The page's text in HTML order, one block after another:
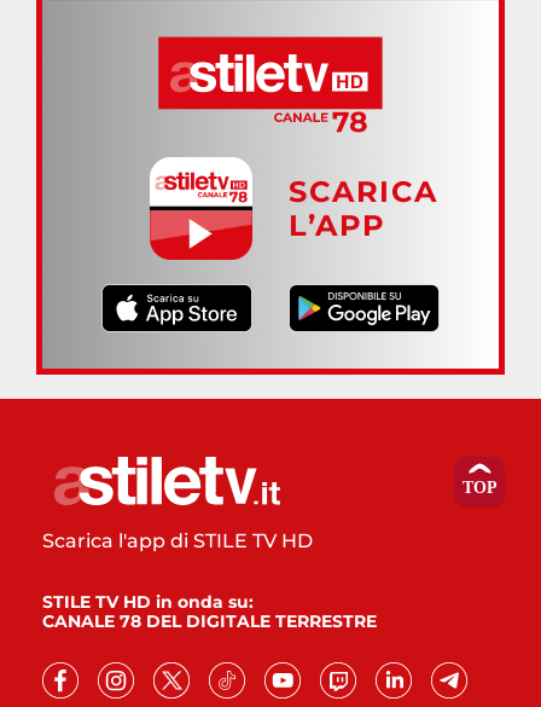
SCARICA
L’APP
Scarica l'app di STILE TV HD
STILE TV HD in onda su:
CANALE 78 DEL DIGITALE TERRESTRE